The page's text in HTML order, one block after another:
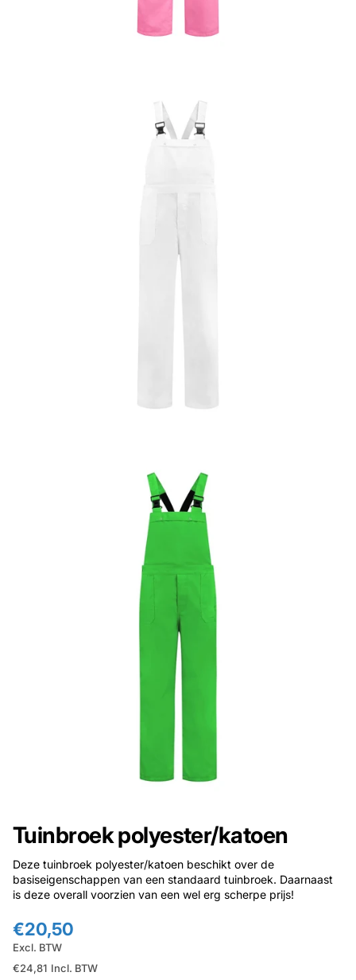
Tuinbroek polyester/katoen
Deze tuinbroek polyester/katoen beschikt over de
basiseigenschappen van een standaard tuinbroek. Daarnaast
is deze overall voorzien van een wel erg scherpe prijs!
€24,81 Incl. BTW
€20,50
Excl. BTW